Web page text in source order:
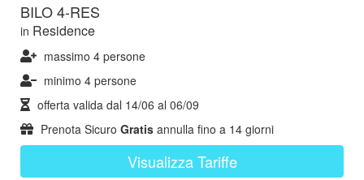
BILO 4-RES
in Residence
massimo 4 persone
minimo 4 persone
offerta valida dal 14/06 al 06/09
Prenota Sicuro Gratis annulla fino a 14 giorni
Visualizza Tariffe